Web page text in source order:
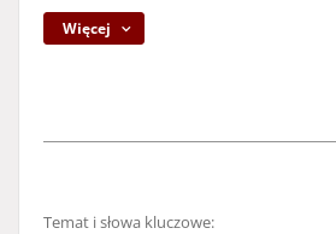
Więcej
Temat i słowa kluczowe: